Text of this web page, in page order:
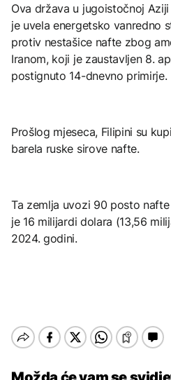
Ova država u jugoistočnoj
je uvela energetsko vanredno
protiv nestašice nafte zbog
Iranom, koji je zaustavljen 8.
postignuto 14-dnevno primirje.
Prošlog mjeseca, Filipini su
barela ruske sirove nafte.
Ta zemlja uvozi 90 posto
je 16 milijardi dolara (13,56
2024. godini.